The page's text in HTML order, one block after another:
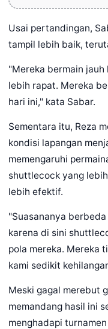
Usai pertandingan,
tampil lebih baik,
"Mereka bermain
lebih rapat. Mereka
hari ini," kata Sabar.
Sementara itu, Reza
kondisi lapangan
memengaruhi
shuttlecock yang
lebih efektif.
"Suasananya
karena di sini
pola mereka. Mereka
kami sedikit
Meski gagal merebut
memandang hasil ini
menghadapi